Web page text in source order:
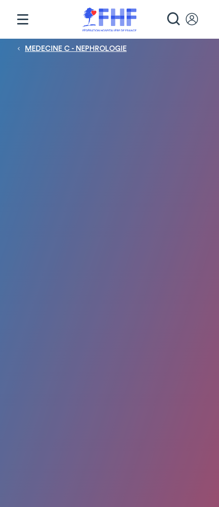
Fil d'Ariane
MEDECINE C - NEPHROLOGIE
Panneau de gestion des cookies